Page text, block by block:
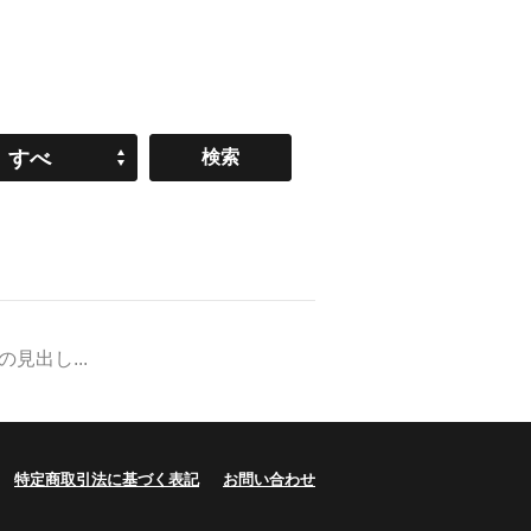
すべ
見出し...
特定商取引法に基づく表記 お問い合わせ